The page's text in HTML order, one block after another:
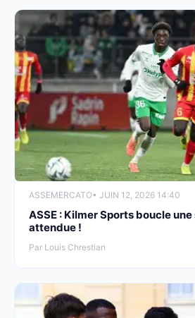
ASSEMERCATO• JUIN 12, 2026 14:40
ASSE : Kilmer Sports boucle
attendue !
Par Louis Chrestian